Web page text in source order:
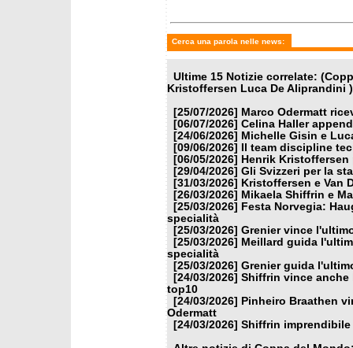
Cerca una parola nelle news:
Ultime 15 Notizie correlate:
Kristoffersen Luca De Aliprandini )
[25/07/2026] Marco Odermatt
[06/07/2026] Celina Haller
[24/06/2026] Michelle Gisin e
[09/06/2026]
Il team discipline
[06/05/2026]
Henrik Kristoffersen
[29/04/2026] Gli Svizzeri per la
[31/03/2026]
Kristoffersen e Van
[26/03/2026] Mikaela Shiffrin e
[25/03/2026]
Festa Norvegia:
specialità
[25/03/2026] Grenier vince
[25/03/2026] Meillard guida
specialità
[25/03/2026] Grenier guida
[24/03/2026] Shiffrin vince anche
top10
[24/03/2026]
Pinheiro Braathen
Odermatt
[24/03/2026] Shiffrin imprendibile